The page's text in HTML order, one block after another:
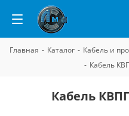
Главная - Каталог - Кабель и
- Кабель
Кабель